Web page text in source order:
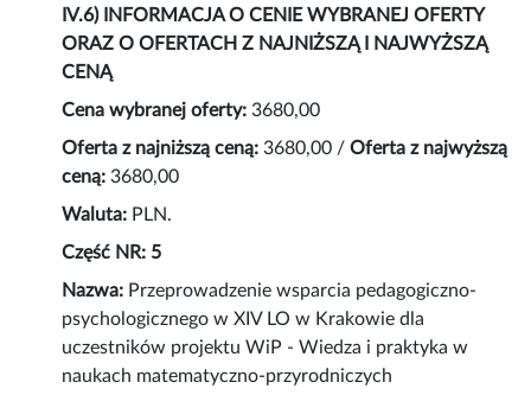
IV.6) INFORMACJA O CENIE WYBRANEJ OFERTY
ORAZ O OFERTACH Z NAJNIŻSZĄ I NAJWYŻSZĄ
CENĄ
Cena wybranej oferty: 3680,00
Oferta z najniższą ceną: 3680,00 /Oferta z najwyższą
ceną: 3680,00
Waluta: PLN.
Część NR: 5
Nazwa: Przeprowadzenie wsparcia pedagogiczno-
psychologicznego w XIV LO w Krakowie dla
uczestników projektu WiP - Wiedza i praktyka w
naukach matematyczno-przyrodniczych